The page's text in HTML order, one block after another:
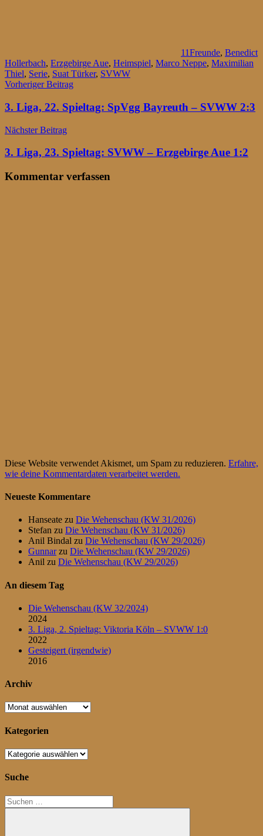
11Freunde, Benedict
Hollerbach, Erzgebirge Aue, Heimspiel, Marco Neppe, Maximilian
Thiel, Serie, Suat Türker, SVWW
Beitragsnavigation
Vorheriger Beitrag
3. Liga, 22. Spieltag: SpVgg Bayreuth – SVWW 2:3
Nächster Beitrag
3. Liga, 23. Spieltag: SVWW – Erzgebirge Aue 1:2
Kommentar verfassen
Diese Website verwendet Akismet, um Spam zu reduzieren. Erfahre,
wie deine Kommentardaten verarbeitet werden.
Neueste Kommentare
Hanseate zu Die Wehenschau (KW 31/2026)
Stefan zu Die Wehenschau (KW 31/2026)
Anil Bindal zu Die Wehenschau (KW 29/2026)
Gunnarzu Die Wehenschau (KW 29/2026)
Anil zu Die Wehenschau (KW 29/2026)
An diesem Tag
Die Wehenschau (KW 32/2024)
2024
3. Liga, 2. Spieltag: Viktoria Köln – SVWW 1:0
2022
Gesteigert (irgendwie)
2016
Archiv
Archiv
Kategorien
Kategorien
Suche
Suchen
nach: